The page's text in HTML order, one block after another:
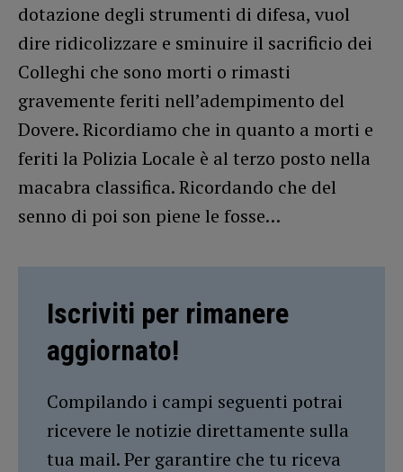
dotazione degli strumenti di difesa, vuol
dire ridicolizzare e sminuire il sacrificio dei
Colleghi che sono morti o rimasti
gravemente feriti nell’adempimento del
Dovere. Ricordiamo che in quanto a morti e
feriti la Polizia Locale è al terzo posto nella
macabra classifica. Ricordando che del
senno di poi son piene le fosse…
Iscriviti per rimanere
aggiornato!
Compilando i campi seguenti potrai
ricevere le notizie direttamente sulla
tua mail. Per garantire che tu riceva